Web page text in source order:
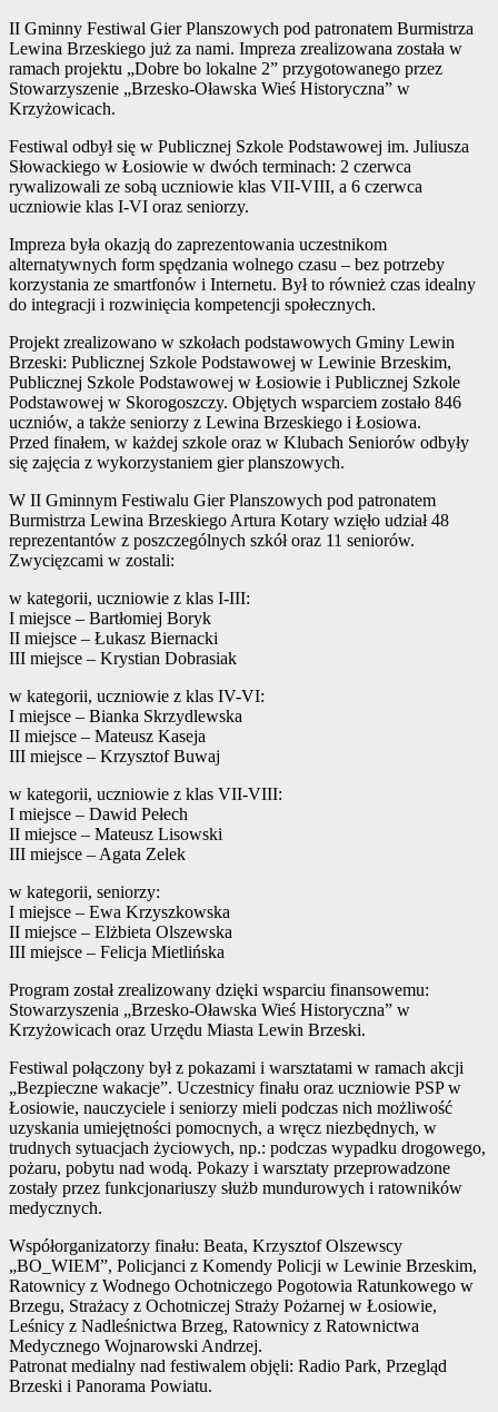
II Gminny Festiwal Gier Planszowych pod patronatem Burmistrza
Lewina Brzeskiego już za nami. Impreza zrealizowana została w
ramach projektu „Dobre bo lokalne 2” przygotowanego przez
Stowarzyszenie „Brzesko-Oławska Wieś Historyczna” w
Krzyżowicach.
Festiwal odbył się w Publicznej Szkole Podstawowej im. Juliusza
Słowackiego w Łosiowie w dwóch terminach: 2 czerwca
rywalizowali ze sobą uczniowie klas VII-VIII, a 6 czerwca
uczniowie klas I-VI oraz seniorzy.
Impreza była okazją do zaprezentowania uczestnikom
alternatywnych form spędzania wolnego czasu – bez potrzeby
korzystania ze smartfonów i Internetu. Był to również czas idealny
do integracji i rozwinięcia kompetencji społecznych.
Projekt zrealizowano w szkołach podstawowych Gminy Lewin
Brzeski: Publicznej Szkole Podstawowej w Lewinie Brzeskim,
Publicznej Szkole Podstawowej w Łosiowie i Publicznej Szkole
Podstawowej w Skorogoszczy. Objętych wsparciem zostało 846
uczniów, a także seniorzy z Lewina Brzeskiego i Łosiowa.
Przed finałem, w każdej szkole oraz w Klubach Seniorów odbyły
się zajęcia z wykorzystaniem gier planszowych.
W II Gminnym Festiwalu Gier Planszowych pod patronatem
Burmistrza Lewina Brzeskiego Artura Kotary wzięło udział 48
reprezentantów z poszczególnych szkół oraz 11 seniorów.
Zwycięzcami w zostali:
w kategorii, uczniowie z klas I-III:
I miejsce – Bartłomiej Boryk
II miejsce – Łukasz Biernacki
III miejsce – Krystian Dobrasiak
w kategorii, uczniowie z klas IV-VI:
I miejsce – Bianka Skrzydlewska
II miejsce – Mateusz Kaseja
III miejsce – Krzysztof Buwaj
w kategorii, uczniowie z klas VII-VIII:
I miejsce – Dawid Pełech
II miejsce – Mateusz Lisowski
III miejsce – Agata Zelek
w kategorii, seniorzy:
I miejsce – Ewa Krzyszkowska
II miejsce – Elżbieta Olszewska
III miejsce – Felicja Mietlińska
Program został zrealizowany dzięki wsparciu finansowemu:
Stowarzyszenia „Brzesko-Oławska Wieś Historyczna” w
Krzyżowicach oraz Urzędu Miasta Lewin Brzeski.
Festiwal połączony był z pokazami i warsztatami w ramach akcji
„Bezpieczne wakacje”. Uczestnicy finału oraz uczniowie PSP w
Łosiowie, nauczyciele i seniorzy mieli podczas nich możliwość
uzyskania umiejętności pomocnych, a wręcz niezbędnych, w
trudnych sytuacjach życiowych, np.: podczas wypadku drogowego,
pożaru, pobytu nad wodą. Pokazy i warsztaty przeprowadzone
zostały przez funkcjonariuszy służb mundurowych i ratowników
medycznych.
Współorganizatorzy finału: Beata, Krzysztof Olszewscy
„BO_WIEM”, Policjanci z Komendy Policji w Lewinie Brzeskim,
Ratownicy z Wodnego Ochotniczego Pogotowia Ratunkowego w
Brzegu, Strażacy z Ochotniczej Straży Pożarnej w Łosiowie,
Leśnicy z Nadleśnictwa Brzeg, Ratownicy z Ratownictwa
Medycznego Wojnarowski Andrzej.
Patronat medialny nad festiwalem objęli: Radio Park, Przegląd
Brzeski i Panorama Powiatu.